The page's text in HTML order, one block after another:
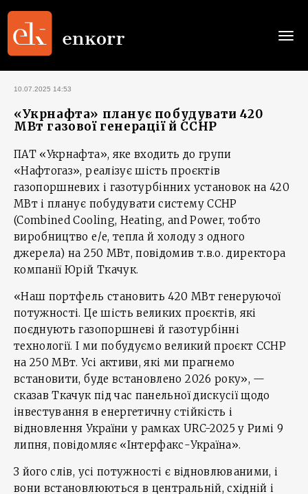
10.07.2025 14:53
«Укрнафта» планує побудувати 420
МВт газової генерації й CCHP
ПАТ «Укрнафта», яке входить до групи
«Нафтогаз», реалізує шість проєктів
газопоршневих і газотурбінних установок на 420
МВт і планує побудувати систему CCHP
(Combined Cooling, Heating, and Power, тобто
виробництво е/е, тепла й холоду з одного
джерела) на 250 МВт, повідомив т.в.о. директора
компанії Юрій Ткачук.
«Наш портфель становить 420 МВт генеруючої
потужності. Це шість великих проєктів, які
поєднують газопоршневі й газотурбінні
технології. І ми побудуємо великий проєкт CCHP
на 250 МВт. Усі активи, які ми прагнемо
встановити, буде встановлено 2026 року», —
сказав Ткачук під час панельної дискусії щодо
інвестування в енергетичну стійкість і
відновлення України у рамках URC-2025 у Римі 9
липня, повідомляє «Інтерфакс-Україна».
З його слів, усі потужності є відновлюваними, і
вони встановлюються в центральній, східній і